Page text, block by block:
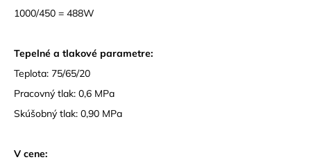
1000/450 = 488W
Tepelné a tlakové parametre:
Teplota: 75/65/20
Pracovný tlak: 0,6 MPa
Skúšobný tlak: 0,90 MPa
V cene: